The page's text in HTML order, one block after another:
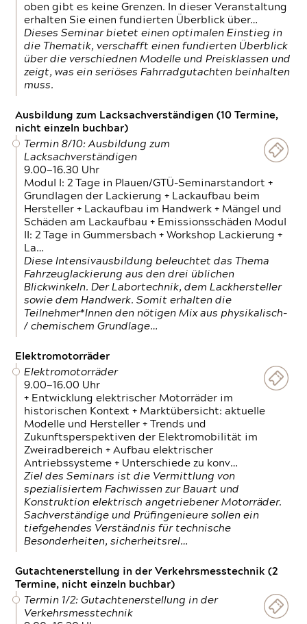
oben gibt es keine Grenzen. In dieser Veranstaltung
erhalten Sie einen fundierten Überblick über…
Dieses Seminar bietet einen optimalen Einstieg in
die Thematik, verschafft einen fundierten Überblick
über die verschiednen Modelle und Preisklassen und
zeigt, was ein seriöses Fahrradgutachten beinhalten
muss.
Ausbildung zum Lacksachverständigen (10 Termine,
nicht einzeln buchbar)
Termin 8/10: Ausbildung zum
Lacksachverständigen
9.00—16.30 Uhr
Modul I: 2 Tage in Plauen/GTÜ-Seminarstandort +
Grundlagen der Lackierung + Lackaufbau beim
Hersteller + Lackaufbau im Handwerk + Mängel und
Schäden am Lackaufbau + Emissionsschäden Modul
II: 2 Tage in Gummersbach + Workshop Lackierung +
La…
Diese Intensivausbildung beleuchtet das Thema
Fahrzeuglackierung aus den drei üblichen
Blickwinkeln. Der Labortechnik, dem Lackhersteller
sowie dem Handwerk. Somit erhalten die
Teilnehmer*Innen den nötigen Mix aus physikalisch-
/ chemischem Grundlage…
Elektromotorräder
Elektromotorräder
9.00—16.00 Uhr
+ Entwicklung elektrischer Motorräder im
historischen Kontext + Marktübersicht: aktuelle
Modelle und Hersteller + Trends und
Zukunftsperspektiven der Elektromobilität im
Zweiradbereich + Aufbau elektrischer
Antriebssysteme + Unterschiede zu konv…
Ziel des Seminars ist die Vermittlung von
spezialisiertem Fachwissen zur Bauart und
Konstruktion elektrisch angetriebener Motorräder.
Sachverständige und Prüfingenieure sollen ein
tiefgehendes Verständnis für technische
Besonderheiten, sicherheitsrel…
Gutachtenerstellung in der Verkehrsmesstechnik (2
Termine, nicht einzeln buchbar)
Termin 1/2: Gutachtenerstellung in der
Verkehrsmesstechnik